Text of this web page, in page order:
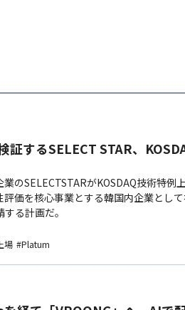
証するSELECT STAR、
のSELECTSTARがKOSDAQ技術特例
価を核心事業とする韓国内企業とし
る計画だ。
場 #Platum